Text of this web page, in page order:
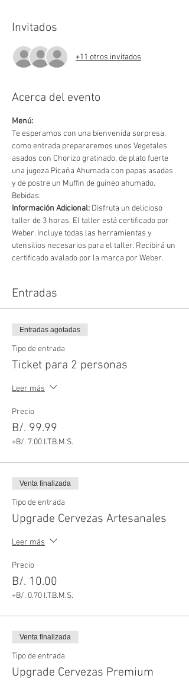
Invitados
+11 otros invitados
Acerca del evento
Menú:
Te esperamos con una bienvenida sorpresa,
como entrada prepararemos unos Vegetales
asados con Chorizo gratinado, de plato fuerte
una jugoza Picaña Ahumada con papas asadas
y de postre un Muffin de guineo ahumado.
Bebidas:
Información Adicional: Disfruta un delicioso
taller de 3 horas. El taller está certificado por
Weber. Incluye todas las herramientas y
utensilios necesarios para el taller. Recibirá un
certificado avalado por la marca por Weber.
Entradas
Entradas agotadas
Tipo de entrada
Ticket para 2 personas
Leer más
Precio
B/. 99.99
+B/. 7.00 I.T.B.M.S.
Venta finalizada
Tipo de entrada
Upgrade Cervezas Artesanales
Leer más
Precio
B/. 10.00
+B/. 0.70 I.T.B.M.S.
Venta finalizada
Tipo de entrada
Upgrade Cervezas Premium